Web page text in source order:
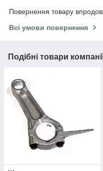
Повернення товару
Всі умови повернення
Подібні товари